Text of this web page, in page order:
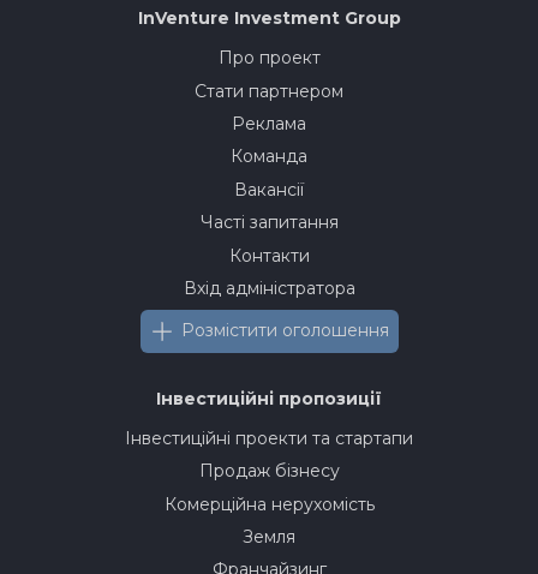
InVenture Investment Group
Про проект
Стати партнером
Реклама
Команда
Вакансії
Часті запитання
Контакти
Вхід адміністратора
Розмістити оголошення
Інвестиційні пропозиції
Інвестиційні проекти та стартапи
Продаж бізнесу
Комерційна нерухомість
Земля
Франчайзинг